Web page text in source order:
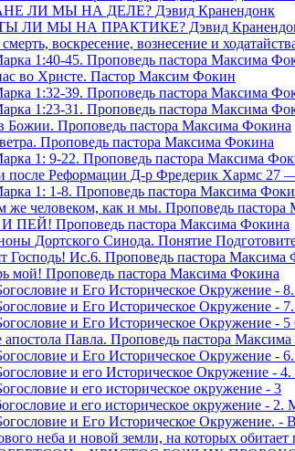
ЛИ МЫ НА ДЕЛЕ? Дэвид Кранендонк
ЛИ МЫ НА ПРАКТИКЕ? Дэвид
воскресение, вознесение и
1:40-45. Проповедь пастора Максима
во Христе. Пастор Максим Фокин
1:32-39. Проповедь пастора Максима
1:23-31. Проповедь пастора Максима
Божии. Проповедь пастора Максима Фокина
Проповедь пастора Максима Фокина
1: 9-22. Проповедь пастора Максима
после Реформации Д-р Фредерик Хармс 27
1: 1-8. Проповедь пастора Максима
же человеком, как и мы. Проповедь
Проповедь пастора Максима Фокина
Дортского Синода. Понятие
Господь! Ис.6. Проповедь пастора Максима
мой! Проповедь пастора Максима Фокина
и Его Историческое Окружение -
и Его Историческое Окружение
и Его Историческое Окружение -
апостола Павла. Проповедь пастора
и Его Историческое Окружение -
и его Историческое Окружение -
и его историческое окружение - 3
и его историческое окружение -
и Его Историческое
неба и новой земли, на которых обитает